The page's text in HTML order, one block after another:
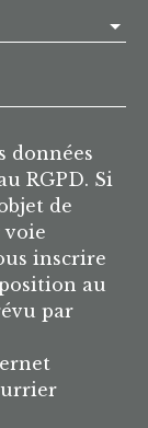
données
RGPD. Si
de
voie
inscrire
au
par